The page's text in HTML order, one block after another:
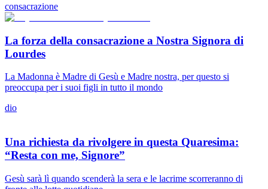
consacrazione
La forza della consacrazione a Nostra Signora di
Lourdes
La Madonna è Madre di Gesù e Madre nostra, per questo si
preoccupa per i suoi figli in tutto il mondo
dio
Una richiesta da rivolgere in questa Quaresima:
“Resta con me, Signore”
Gesù sarà lì quando scenderà la sera e le lacrime scorreranno di